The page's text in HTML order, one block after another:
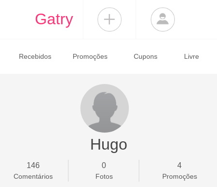
Gatry
Recebidos Promoções Cupons Livre
Hugo
146
Comentários
0
Fotos
4
Promoções